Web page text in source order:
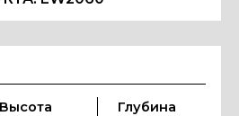
Высота
Глубина